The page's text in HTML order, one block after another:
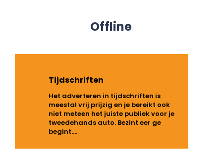
Offline
Tijdschriften
Het adverteren in tijdschriften is
meestal vrij prijzig en je bereikt ook
niet meteen het juiste publiek voor je
tweedehands auto. Bezint eer ge
begint….